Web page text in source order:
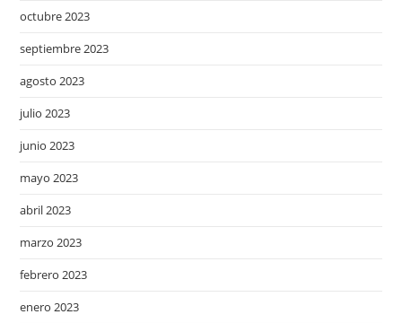
octubre 2023
septiembre 2023
agosto 2023
julio 2023
junio 2023
mayo 2023
abril 2023
marzo 2023
febrero 2023
enero 2023